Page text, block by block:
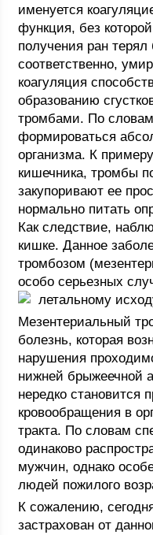
именуется
функция, без
получения ран
соответственно,
коагуляция
образованию
тромбами. По
формироваться
организма. К
кишечника, тромбы
закупоривают ее
нормально питать
Как следствие,
кишке. Данное
тромбозом
особо серьезных
летальному
Мезентериальный
болезнь, которая
нарушения
нижней брыжеечной
нередко становится
кровообращения в
тракта. По словам
одинаково
мужчин, однако
людей пожилого
К сожалению,
застрахован от